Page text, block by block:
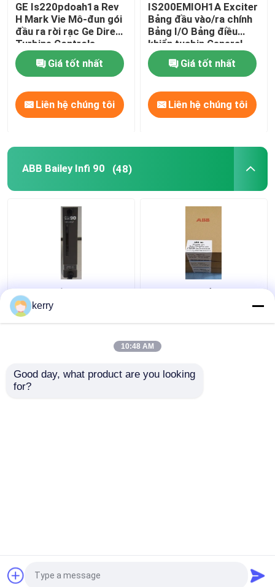
PLC Honeywell
Triconex DCS
PLC Hima
PLC Siemens
Mô-đun PLC
GE Is220pdoah1a Rev
H Mark Vie Mô-đun gói
đầu ra rời rạc Ge Direct
Turbine Controls
Giá tốt nhất
Liên hệ chúng tôi
IS200EMIOH1A Exciter
Bảng đầu vào/ra chính
Bảng I/O Bảng điều
khiển tuabin General
Electric GE
Giá tốt nhất
Liên hệ chúng tôi
ABB Bailey Infi 90 (48)
Mô-đun đầu vào nô lệ
tương tự ABB Imaso01
Bailey INFI90 ASO
quốc.Copyright © 2026 Sumset International
kerry
10:48 AM
Good day, what product are you looking
for?